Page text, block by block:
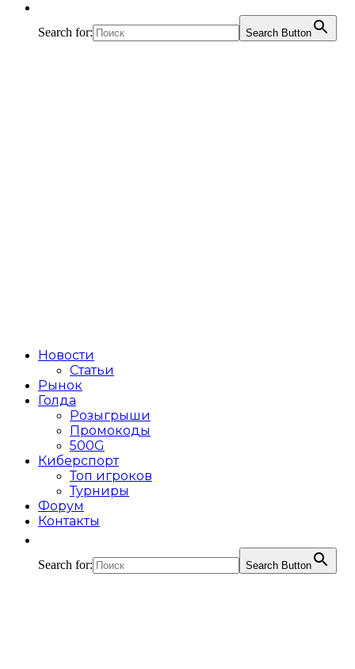
Search for: Search Button
Новости
Статьи
Рынок
Голда
Розыгрыши
Промокоды
500G
Киберспорт
Топ игроков
Турниры
Форум
Контакты
Search for: Search Button